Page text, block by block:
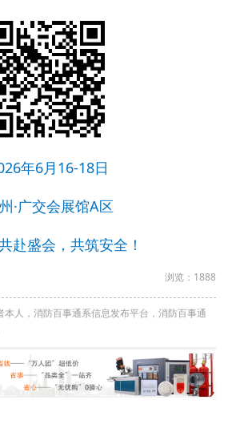
年6月16-18日
·广交会展馆A区
赴盛会，共筑安全！
浏览：1888
本人，消防百事通系信息发布平台，消防百事通